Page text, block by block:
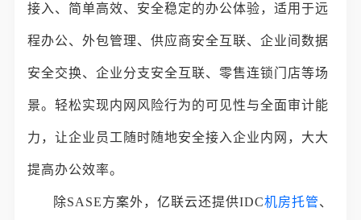
接入、简单高效、安全稳定的办公体验，适用于远
程办公、外包管理、供应商安全互联、企业间数据
安全交换、企业分支安全互联、零售连锁门店等场
景。轻松实现内网风险行为的可见性与全面审计能
力，让企业员工随时随地安全接入企业内网，大大
提高办公效率。
除SASE方案外，亿联云还提供IDC机房托管、